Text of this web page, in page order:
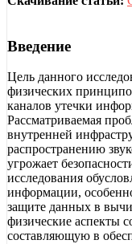
Введение
Цель данного
физических
каналов утечки
Рассматриваемая
внутренней
распространению
угрожает
исследования
информации,
защите данных в
физические аспекты
составляющую в